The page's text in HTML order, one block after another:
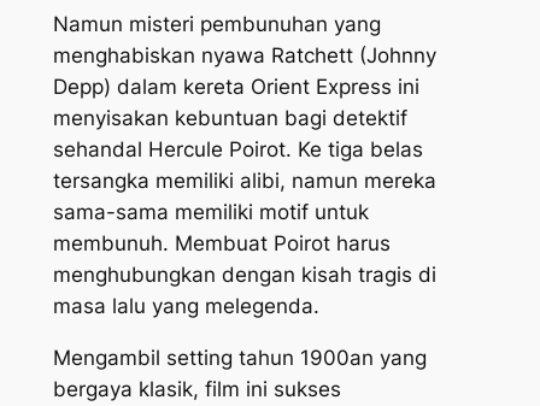
Namun misteri pembunuhan yang
menghabiskan nyawa Ratchett (Johnny
Depp) dalam kereta Orient Express ini
menyisakan kebuntuan bagi detektif
sehandal Hercule Poirot. Ke tiga belas
tersangka memiliki alibi, namun mereka
sama-sama memiliki motif untuk
membunuh. Membuat Poirot harus
menghubungkan dengan kisah tragis di
masa lalu yang melegenda.
Mengambil setting tahun 1900an yang
bergaya klasik, film ini sukses